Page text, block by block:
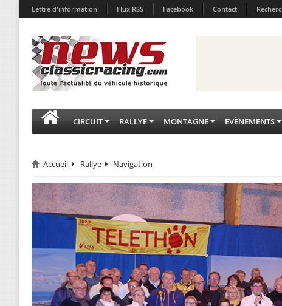
Lettre d'information Flux RSS Facebook Contact
CIRCUIT RALLYE MONTAGNE EVÈNEMENTS
Accueil Rallye Navigation